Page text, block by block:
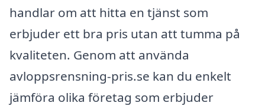
handlar om att hitta en tjänst som
erbjuder ett bra pris utan att tumma på
kvaliteten. Genom att använda
avloppsrensning-pris.se kan du enkelt
jämföra olika företag som erbjuder